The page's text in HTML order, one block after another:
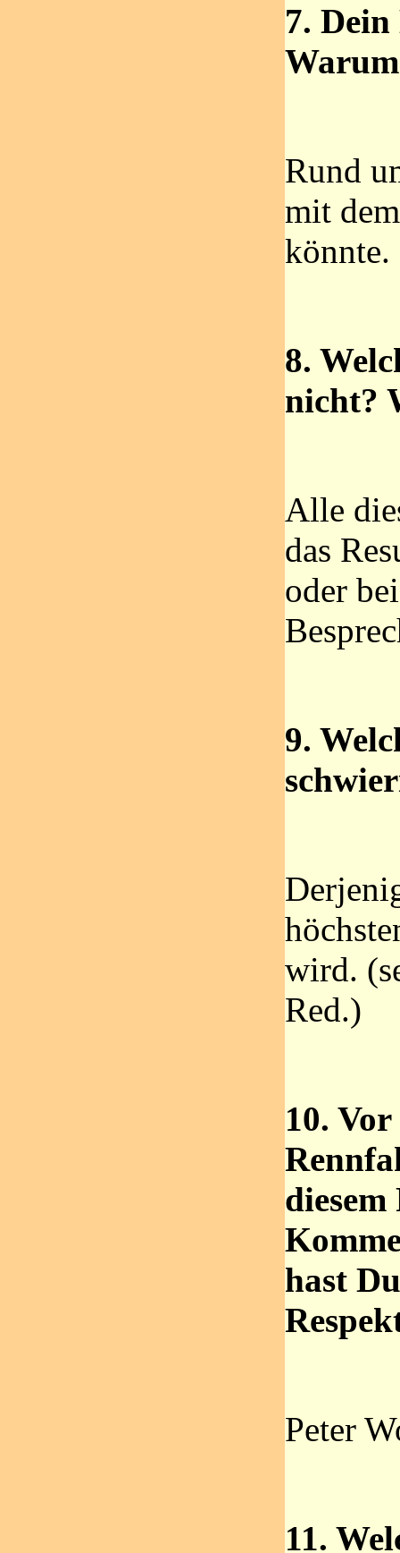
7.
Rund
mit
könnte.
8.
nicht?
Alle
das
oder
9.
wird.
Red.)
10.
hast
Peter
11.